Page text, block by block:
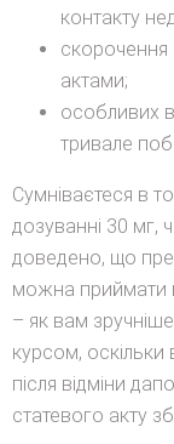
контакту
скорочення
актами;
особливих
тривале
Сумніваєтеся в
дозуванні 30 мг,
доведено, що
можна приймати
– як вам
курсом, оскільки
після відміни
статевого акту